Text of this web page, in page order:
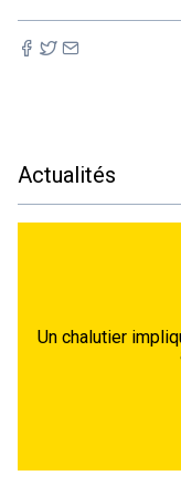
Actualités
Un chalutier